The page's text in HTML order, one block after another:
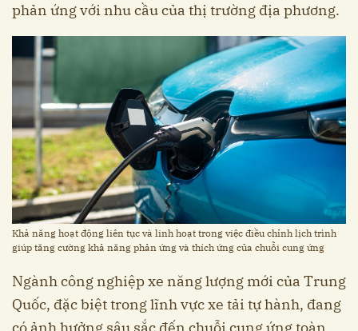
phản ứng với nhu cầu của thị trường địa phương.
Khả năng hoạt động liên tục và linh hoạt trong việc điều chỉnh lịch trình
giúp tăng cường khả năng phản ứng và thích ứng của chuỗi cung ứng
Ngành công nghiệp xe năng lượng mới của Trung
Quốc, đặc biệt trong lĩnh vực xe tải tự hành, đang